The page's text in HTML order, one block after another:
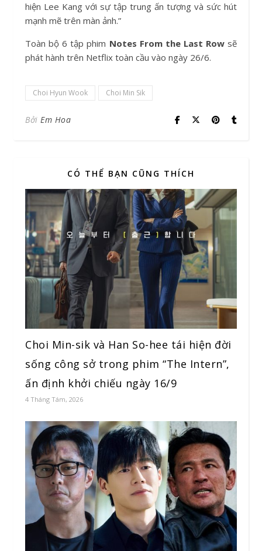
hiện Lee Kang với sự tập trung ấn tượng và sức hút
mạnh mẽ trên màn ảnh.”
Toàn bộ 6 tập phim Notes From the Last Rowsẽ
phát hành trên Netflix toàn cầu vào ngày 26/6.
Choi Hyun Wook Choi Min Sik
Bởi Em Hoa
CÓ THỂ BẠN CŨNG THÍCH
Choi Min-sik và Han So-hee tái hiện đời
sống công sở trong phim “The Intern”,
ấn định khởi chiếu ngày 16/9
4 Tháng Tám, 2026